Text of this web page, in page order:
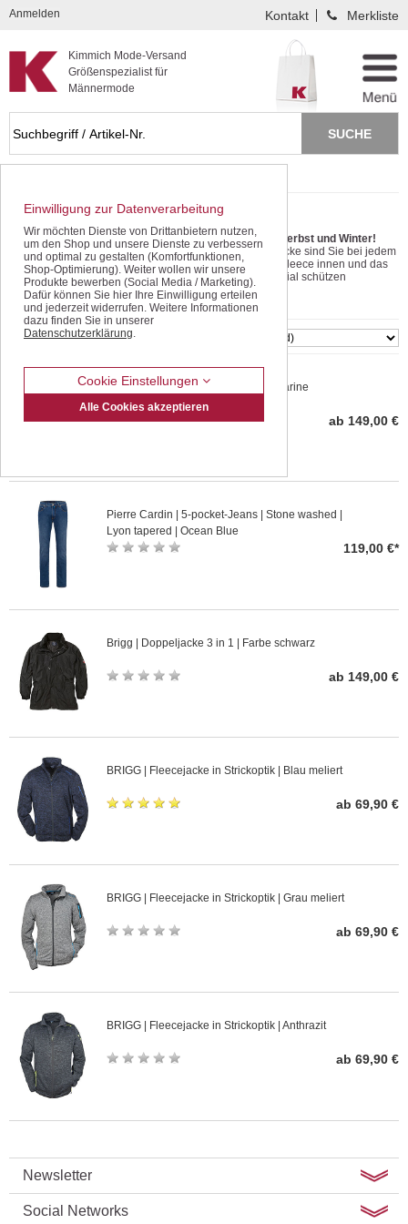
Kompletten Head der Seite überspringen
Kimmich Mode-Versand
Größenspezialist für
Männermode
Anmelden Kontakt Merkliste
brigg3in1
Zwei Jacken in einer - perfekt für Herbst und Winter!
Mit der neuen Brigg 3-in-1 Doppeljacke sind Sie bei jedem
Wetter gut angezogen. Das warme Fleece innen und das
wind- und wasserdichte Außenmaterial schützen
zuverlässig - ob beim Spaziergang oder
Wochenendausflug.
mehr lesen
SORTIEREN
Brigg | Doppeljacke 3 in 1 | Farbe marine
ab 149,00 €
Pierre Cardin | 5-pocket-Jeans | Stone washed |
Lyon tapered | Ocean Blue
119,00 €*
Brigg | Doppeljacke 3 in 1 | Farbe schwarz
ab 149,00 €
BRIGG | Fleecejacke in Strickoptik | Blau meliert
ab 69,90 €
BRIGG | Fleecejacke in Strickoptik | Grau meliert
ab 69,90 €
BRIGG | Fleecejacke in Strickoptik | Anthrazit
ab 69,90 €
Newsletter
Social Networks
Einwilligung zur Datenverarbeitung
Wir möchten Dienste von Drittanbietern nutzen,
um den Shop und unsere Dienste zu verbessern
und optimal zu gestalten (Komfortfunktionen,
Shop-Optimierung). Weiter wollen wir unsere
Produkte bewerben (Social Media / Marketing).
Dafür können Sie hier Ihre Einwilligung erteilen
und jederzeit widerrufen. Weitere Informationen
dazu finden Sie in unserer
Datenschutzerklärung.
Cookie Einstellungen
Alle Cookies akzeptieren